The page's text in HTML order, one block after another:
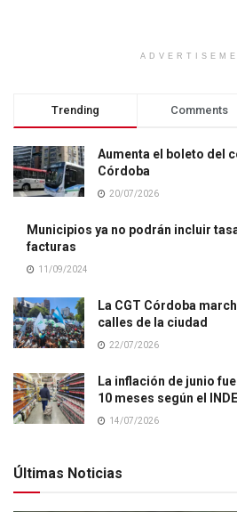
Trending Comments
Aumenta el boleto del
Córdoba
20/07/2026
Municipios ya no podrán incluir
facturas
11/09/2024
La CGT Córdoba
calles de la ciudad
22/07/2026
La inflación de junio
10 meses según el
14/07/2026
Últimas Noticias